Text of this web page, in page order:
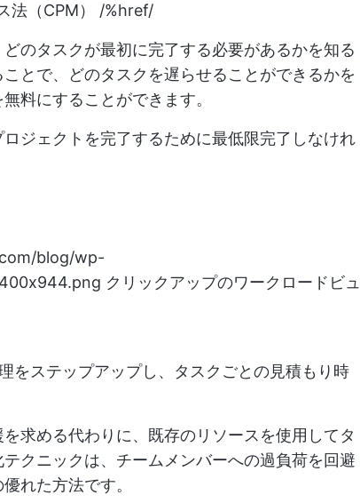
法（CPM） /%href/
のタスクが最初に完了する必要があるかを知る
とで、どのタスクを遅らせることができるかを
料にすることができます。
ジェクトを完了するために最低限完了しなけれ
blog/wp-
クリックアップのワークロードビュ
をステップアップし、タスクごとの見積もり時
求める代わりに、既存のリソースを使用してタ
クニックは、チームメンバーへの過負荷を回避
れた方法です。